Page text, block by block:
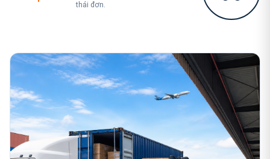
thái đơn.